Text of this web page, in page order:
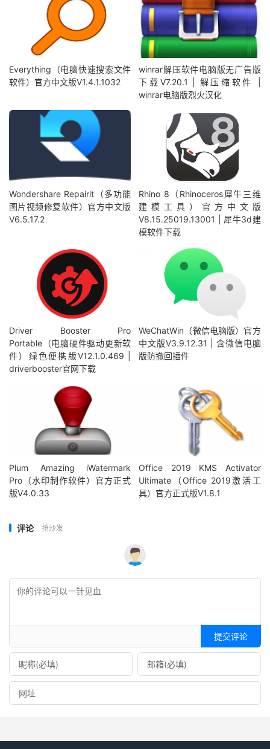
Everything（电脑快速搜索文件
软件）官方中文版V1.4.1.1032
winrar解压软件电脑版无广告版
下载V7.20.1 | 解压缩软件 |
winrar电脑版烈火汉化
Wondershare Repairit（多功能
图片视频修复软件）官方中文版
V6.5.17.2
Rhino 8（Rhinoceros犀牛三维
建模工具）官方中文版
V8.15.25019.13001 | 犀牛3d建
模软件下载
Driver Booster Pro
Portable（电脑硬件驱动更新软
件）绿色便携版V12.1.0.469 |
driverbooster官网下载
WeChatWin（微信电脑版）官方
中文版V3.9.12.31 | 含微信电脑
版防撤回插件
Plum Amazing iWatermark
Pro（水印制作软件）官方正式
版V4.0.33
Office 2019 KMS Activator
Ultimate（Office 2019激活工
具）官方正式版V1.8.1
评论 抢沙发
提交评论